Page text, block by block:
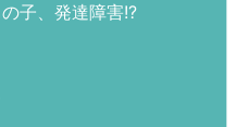
子、発達障害!?